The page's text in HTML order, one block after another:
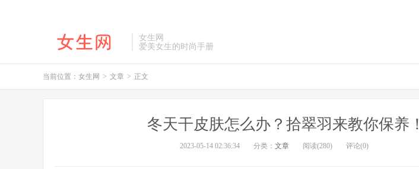
女生网
爱美女生的时尚手册
当前位置： 女生网 > 文章 > 正文
冬天干皮肤怎么办？拾翠羽来教你保养！
2023-05-14 02:36:34 分类： 文章 阅读(280) 评论(0)